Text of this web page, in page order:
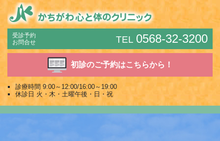
受診予約
お問合せ
TEL 0568-32-3200
初診のご予約はこちらから！
診療時間 9:00～12:00/16:00～19:00
休診日 火・木・土曜午後・日・祝